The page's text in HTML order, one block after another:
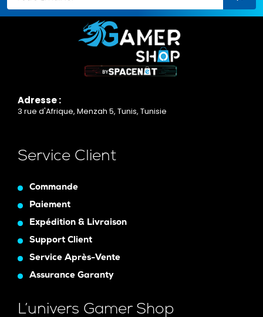
Adresse :
3 rue d'Afrique, Menzah 5, Tunis, Tunisie
Service Client
Commande
Paiement
Expédition & Livraison
Support Client
Service Après-Vente
Assurance Garanty
L’univers Gamer Shop